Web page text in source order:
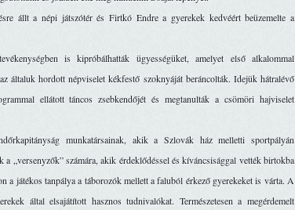
állt a népi játszótér és Firtkó Endre a gyerekek kedvéért beüzemelte a
is kipróbálhatták ügyességüket, amelyet első alkalommal
általuk hordott népviselet kékfestő szoknyáját beráncolták. Idejük hátralévő
ellátott táncos zsebkendőjét és megtanulták a csömöri hajviselet
munkatársainak, akik a Szlovák ház melletti sportpályán
a „versenyzők” számára, akik érdeklődéssel és kíváncsisággal vették birtokba
a játékos tanpálya a táborozók mellett a faluból érkező gyerekeket is várta. A
által elsajátított hasznos tudnivalókat. Természetesen a megérdemelt